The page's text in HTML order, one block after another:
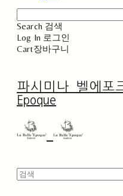
Search 검색
Log In 로그인
Cart장바구니
파시미나 벨에
Epoque